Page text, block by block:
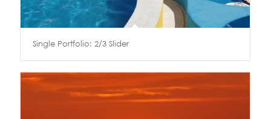
Single Portfolio: 2/3 Slider